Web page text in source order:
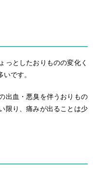
っとしたおりものの変化く
です。
出血・悪臭を伴うおりもの
限り、痛みが出ることは少